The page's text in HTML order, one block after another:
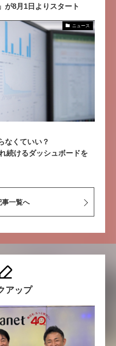
が8月1日よりスタート
ニュース
なくていい？
続けるダッシュボードを
事一覧へ
アップ